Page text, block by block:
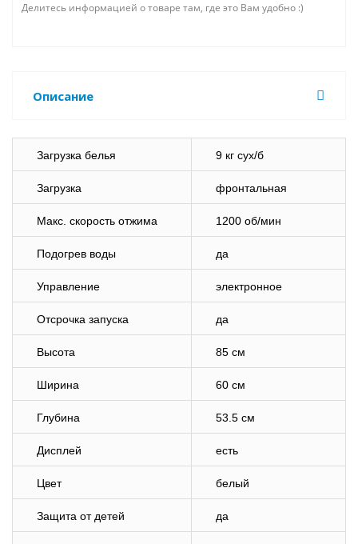
Делитесь информацией о товаре там, где это Вам удобно :)
Описание
Загрузка белья 9 кг сух/б
Загрузка фронтальная
Макс. скорость отжима 1200 об/мин
Подогрев воды да
Управление электронное
Отсрочка запуска да
Высота 85 см
Ширина 60 см
Глубина 53.5 см
Дисплей есть
Цвет белый
Защита от детей да